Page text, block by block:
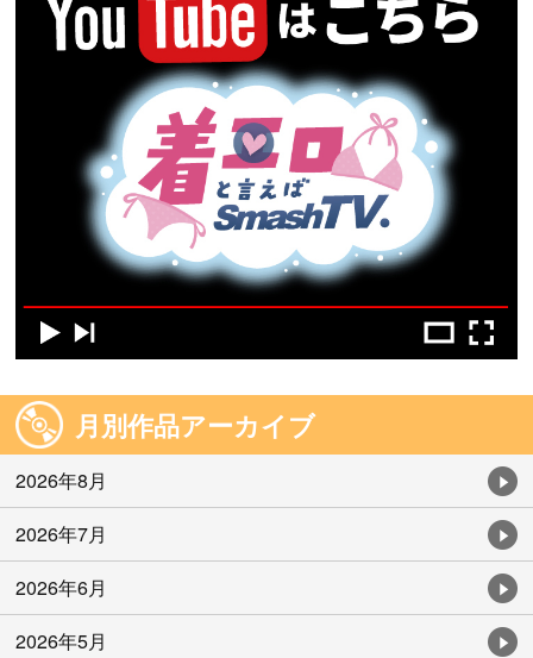
月別作品アーカイブ
2026年8月
2026年7月
2026年6月
2026年5月